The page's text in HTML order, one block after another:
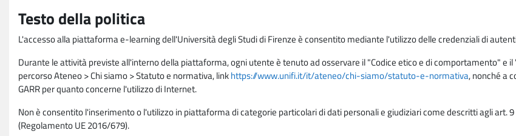
Testo della politica
L'accesso alla piattaforma e-learning dell'Università degli Studi di Firenze è consentito mediante l'utilizzo delle credenziali di
Durante le attività previste all'interno della piattaforma, ogni utente è tenuto ad osservare il "Codice etico e di comportamento" e
percorso Ateneo > Chi siamo > Statuto e normativa, linkhttps://www.unifi.it/it/ateneo/chi-siamo/statuto-e-normativa, nonché a
GARR per quanto concerne l'utilizzo di Internet.
Non è consentito l'inserimento o l'utilizzo in piattaforma di categorie particolari di dati personali e giudiziari come descritti agli art.
(Regolamento UE 2016/679).